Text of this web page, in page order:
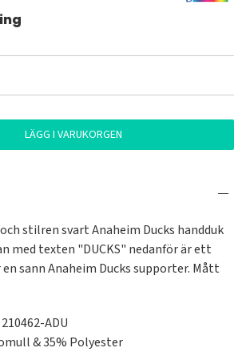
LÄGG I VARUKORGEN
stilren svart Anaheim Ducks handduk
med texten "DUCKS" nedanför är ett
sann Anaheim Ducks supporter. Mått
210462-ADU
& 35% Polyester